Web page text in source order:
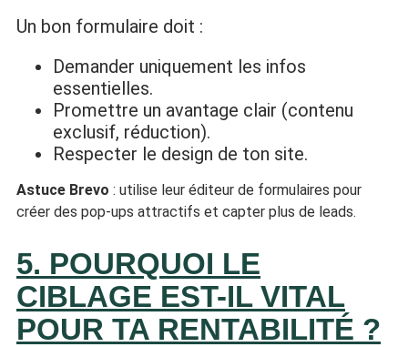
Un bon formulaire doit :
Demander uniquement les infos
essentielles.
Promettre un avantage clair (contenu
exclusif, réduction).
Respecter le design de ton site.
Astuce Brevo : utilise leur éditeur de formulaires pour
créer des pop-ups attractifs et capter plus de leads.
5. POURQUOI LE
CIBLAGE EST-IL VITAL
POUR TA RENTABILITÉ ?